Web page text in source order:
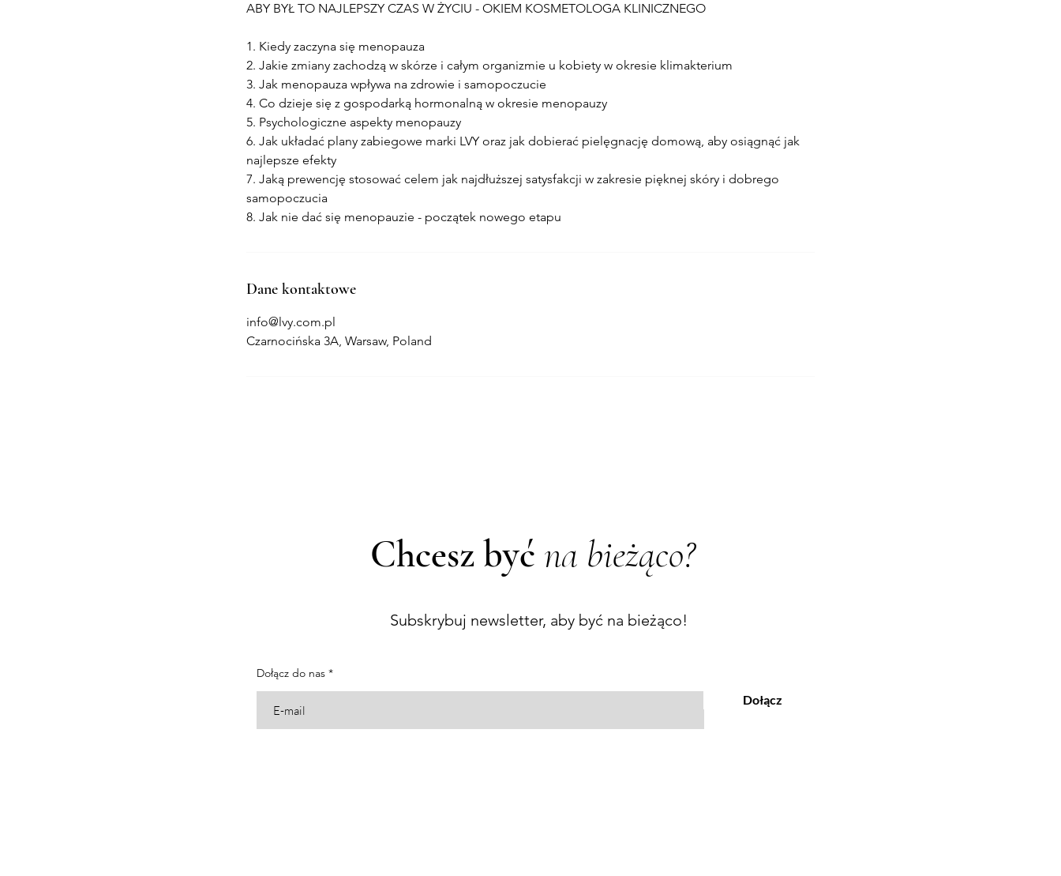
z
n
y
ABY BYŁ TO NAJLEPSZY CZAS W ŻYCIU - OKIEM KOSMETOLOGA KLINICZNEGO
1. Kiedy zaczyna się menopauza
2. Jakie zmiany zachodzą w skórze i całym organizmie u kobiety w okresie klimakterium
3. Jak menopauza wpływa na zdrowie i samopoczucie
4. Co dzieje się z gospodarką hormonalną w okresie menopauzy
5. Psychologiczne aspekty menopauzy
6. Jak układać plany zabiegowe marki LVY oraz jak dobierać pielęgnację domową, aby osiągnąć jak
najlepsze efekty
7. Jaką prewencję stosować celem jak najdłuższej satysfakcji w zakresie pięknej skóry i dobrego
samopoczucia
8. Jak nie dać się menopauzie - początek nowego etapu
Dane kontaktowe
info@lvy.com.pl
Czarnocińska 3A, Warsaw, Poland
Chcesz być na bieżąco?
Subskrybuj newsletter, aby być na bieżąco!
Dołącz do nas
Dołącz